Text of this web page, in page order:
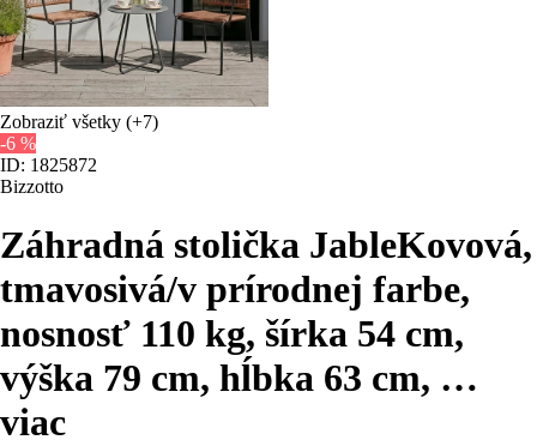
Zobraziť všetky (+7)
-6 %
ID: 1825872
Bizzotto
Záhradná stolička JableKovová,
tmavosivá/v prírodnej farbe,
nosnosť 110 kg, šírka 54 cm,
výška 79 cm, hĺbka 63 cm, …
viac